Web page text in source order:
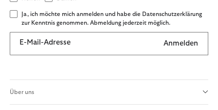
Ja, ich möchte mich anmelden und habe die Datenschutzerklärung
zur Kenntnis genommen. Abmeldung jederzeit möglich.
E-Mail-Adresse Anmelden
Über uns